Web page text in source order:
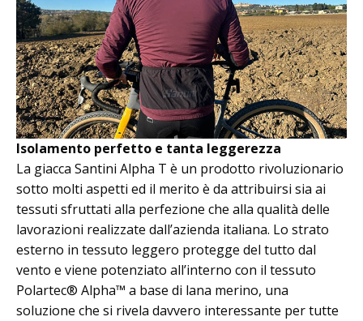
Isolamento perfetto e tanta leggerezza
La giacca Santini Alpha T è un prodotto rivoluzionario
sotto molti aspetti ed il merito è da attribuirsi sia ai
tessuti sfruttati alla perfezione che alla qualità delle
lavorazioni realizzate dall’azienda italiana. Lo strato
esterno in tessuto leggero protegge del tutto dal
vento e viene potenziato all’interno con il tessuto
Polartec® Alpha™ a base di lana merino, una
soluzione che si rivela davvero interessante per tutte